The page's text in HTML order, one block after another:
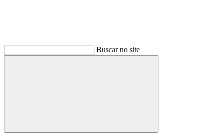
Buscar no site
Buscar